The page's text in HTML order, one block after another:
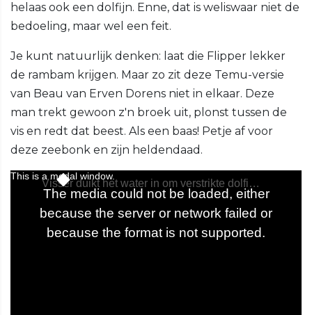
helaas ook een dolfijn. Enne, dat is weliswaar niet de
bedoeling, maar wel een feit.
Je kunt natuurlijk denken: laat die Flipper lekker
de rambam krijgen. Maar zo zit deze Temu-versie
van Beau van Erven Dorens niet in elkaar. Deze
man trekt gewoon z'n broek uit, plonst tussen de
vis en redt dat beest. Als een baas! Petje af voor
deze zeebonk en zijn heldendaad.